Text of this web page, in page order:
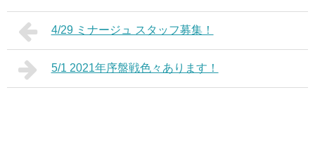
4/29 ミナージュ スタッフ募集！
5/1 2021年序盤戦色々あります！